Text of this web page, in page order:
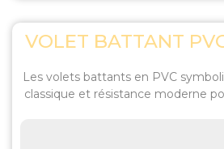
VOLET BATTANT
Les volets battants en PVC
classique et résistance moderne